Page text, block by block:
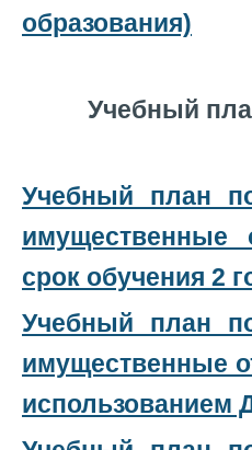
образования)
Учебный
Учебный план
имущественные
срок обучения 2
Учебный план
имущественные
использованием